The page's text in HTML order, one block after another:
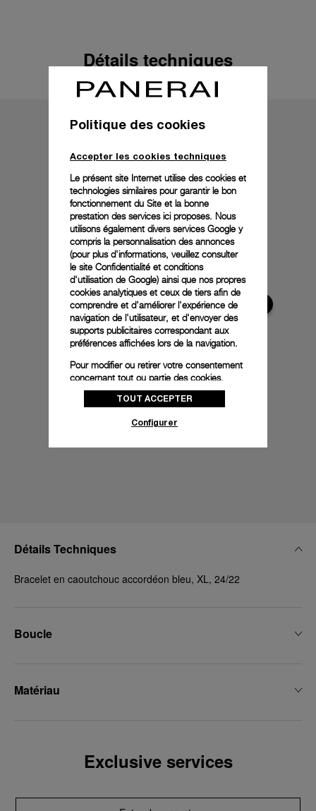
Détails techniques
Détails Techniques
Bracelet en caoutchouc accordéon bleu, XL, 24/22
Boucle
Matériau
Exclusive services
Politique des cookies
Accepter les cookies techniques
Le présent site Internet utilise des cookies et
technologies similaires pour garantir le bon
fonctionnement du Site et la bonne
prestation des services ici proposes. Nous
utilisons également divers services Google y
compris la personnalisation des annonces
(pour plus d'informations, veuillez consulter
le site Confidentialité et conditions
d'utilisation de Google) ainsi que nos propres
cookies analytiques et ceux de tiers afin de
comprendre et d'améliorer l'expérience de
navigation de l'utilisateur, et d'envoyer des
supports publicitaires correspondant aux
préférences affichées lors de la navigation.
Pour modifier ou retirer votre consentement
concernant tout ou partie des cookies,
cliquez sur « Configurer » ou consultez notre
politique des cookiespour obtenir plus
donnez votre consentement pour l’utilisation
TOUT ACCEPTER
Configurer